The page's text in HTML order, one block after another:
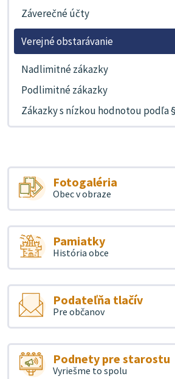
Záverečné účty
Verejné obstarávanie
Nadlimitné zákazky
Podlimitné zákazky
Zákazky s nízkou hodnotou podľa
Fotogaléria
Obec v obraze
Pamiatky
História obce
Podateľňa tlačív
Pre občanov
Podnety pre starostu
Vyriešme to spolu